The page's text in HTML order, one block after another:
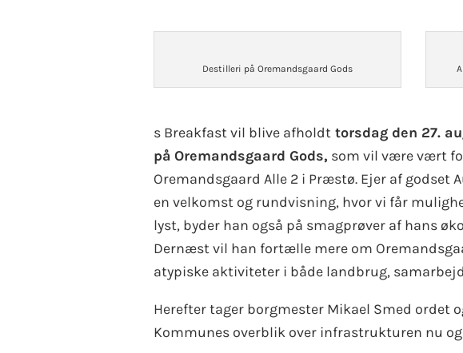
Destilleri på Oremandsgaard Gods
s Breakfast vil blive afholdt torsdag den 27.
på Oremandsgaard Gods, som vil være vært
Oremandsgaard Alle 2 i Præstø. Ejer af godset
en velkomst og rundvisning, hvor vi får
lyst, byder han også på smagprøver af hans
Dernæst vil han fortælle mere om
atypiske aktiviteter i både landbrug,
Herefter tager borgmester Mikael Smed ordet
Kommunes overblik over infrastrukturen nu